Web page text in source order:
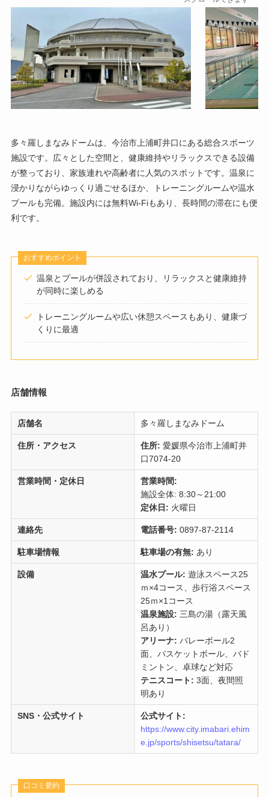
多々羅しまなみドームは、今治市上浦町井口にある総合スポーツ
施設です。広々とした空間と、健康維持やリラックスできる設備
が整っており、家族連れや高齢者に人気のスポットです。温泉に
浸かりながらゆっくり過ごせるほか、トレーニングルームや温水
プールも完備。施設内には無料Wi-Fiもあり、長時間の滞在にも便
利です。
おすすめポイント
温泉とプールが併設されており、リラックスと健康維持
が同時に楽しめる
トレーニングルームや広い休憩スペースもあり、健康づ
くりに最適
店舗情報
店舗名 多々羅しまなみドーム
住所・アクセス 住所: 愛媛県今治市上浦町井
口7074-20
営業時間・定休日
営業時間:
施設全体: 8:30～21:00
定休日: 火曜日
連絡先 電話番号: 0897-87-2114
駐車場情報 駐車場の有無: あり
設備 温水プール: 遊泳スペース25
ｍ×4コース、歩行浴スペース
25ｍ×1コース
温泉施設: 三島の湯（露天風
呂あり）
アリーナ: バレーボール2
面、バスケットボール、バド
ミントン、卓球など対応
テニスコート: 3面、夜間照
明あり
SNS・公式サイト
公式サイト:
https://www.city.imabari.ehim
e.jp/sports/shisetsu/tatara/
口コミ要約